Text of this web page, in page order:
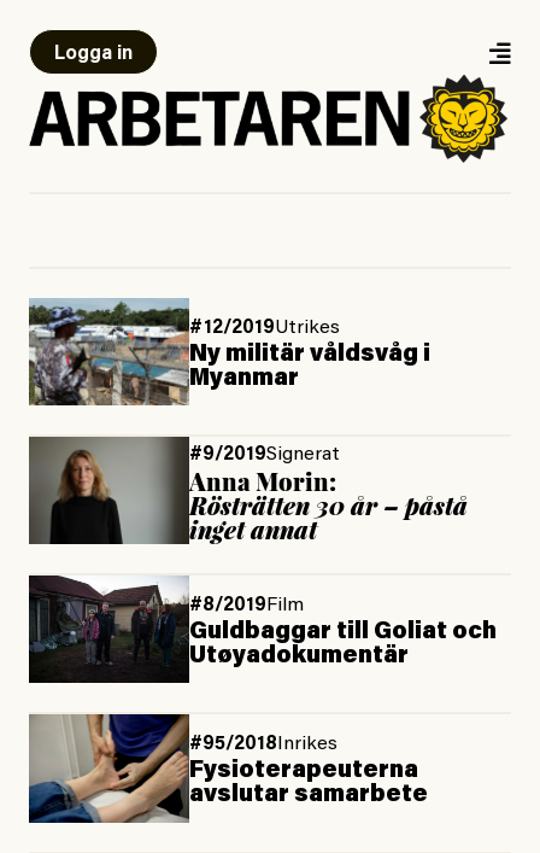
Logga in
#12/2019Utrikes
Ny militär våldsvåg i
Myanmar
#9/2019Signerat
Anna Morin:
Rösträtten 30 år – påstå
inget annat
#8/2019 Film
Guldbaggar till Goliat och
Utøyadokumentär
#95/2018 Inrikes
Fysioterapeuterna
avslutar samarbete